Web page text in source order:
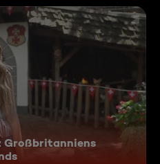
Großbritanniens